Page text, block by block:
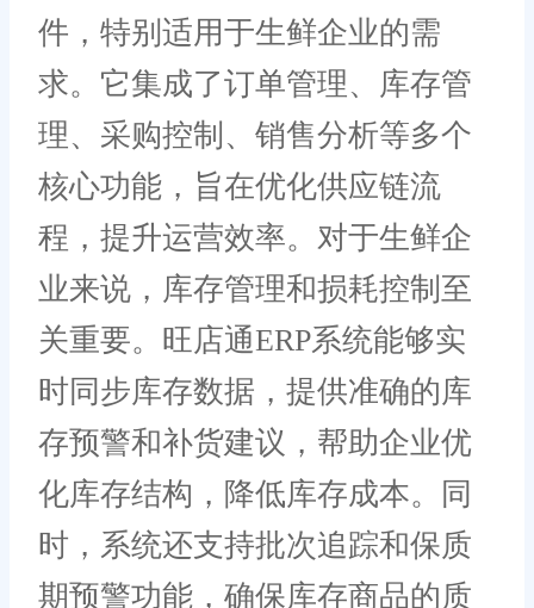
件，特别适用于生鲜企业的需
求。它集成了订单管理、库存管
理、采购控制、销售分析等多个
核心功能，旨在优化供应链流
程，提升运营效率。对于生鲜企
业来说，库存管理和损耗控制至
关重要。旺店通ERP系统能够实
时同步库存数据，提供准确的库
存预警和补货建议，帮助企业优
化库存结构，降低库存成本。同
时，系统还支持批次追踪和保质
期预警功能，确保库存商品的质